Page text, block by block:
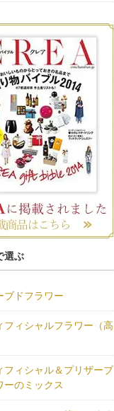
選ぶ
ブドフラワー
フィシャルフラワー（高
フィシャル＆プリザーブ
ーのミックス